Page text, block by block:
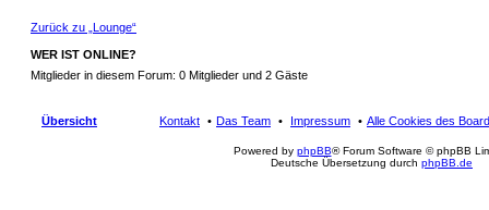
Zurück zu „Lounge“
WER IST ONLINE?
Mitglieder in diesem Forum: 0 Mitglieder und 2 Gäste
Übersicht Alle Cookies des
Impressum
Das Team
Kontakt
Powered by phpBB® Forum Software © phpBB
Deutsche Übersetzung durch phpBB.de